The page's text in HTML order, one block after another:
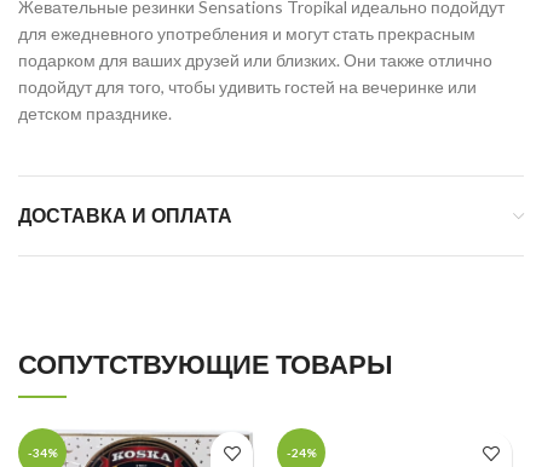
Жевательные резинки Sensations Tropikal идеально подойдут
для ежедневного употребления и могут стать прекрасным
подарком для ваших друзей или близких. Они также отлично
подойдут для того, чтобы удивить гостей на вечеринке или
детском празднике.
ДОСТАВКА И ОПЛАТА
СОПУТСТВУЮЩИЕ ТОВАРЫ
-34% -24%